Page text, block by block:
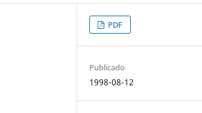
PDF
Publicado
1998-08-12